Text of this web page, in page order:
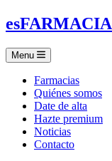
esFARMACIA
Menu
Farmacias
Quiénes somos
Date de alta
Hazte premium
Noticias
Contacto